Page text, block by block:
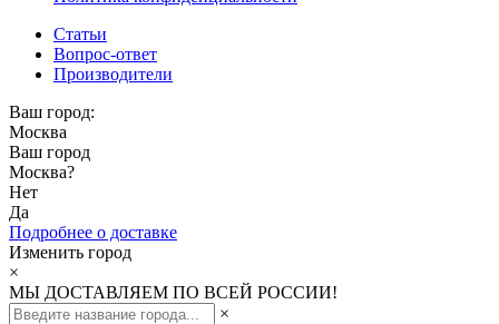
Статьи
Вопрос-ответ
Производители
Ваш город:
Москва
Ваш город
Москва?
Нет
Да
Подробнее о доставке
Изменить город
×
МЫ ДОСТАВЛЯЕМ ПО ВСЕЙ РОССИИ!
×